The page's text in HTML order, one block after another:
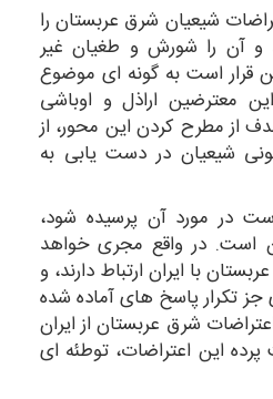
شیعیان شرق عربستان را
و آن را شورش و طغیان غیر
قرار است به گونه ای موضوع
معترضین اراذل و اوباشی
از مطرح کردن این محور، از
شیعیان در دست یابی به
در مورد آن پرسیده شود،
است. در واقع مجری خواهد
با ایران ارتباط دارند، و
جز تکرار پاسخ های آماده شده
شرق عربستان از ایران
این اعتراضات، توطئه ای